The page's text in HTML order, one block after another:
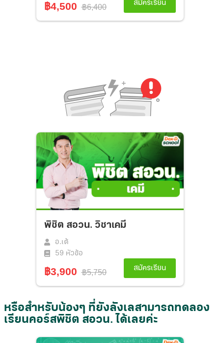
หรือสำหรับน้องๆ ที่ยังลังเลสามารถทดลอง
เรียนคอร์สพิชิต สอวน. ได้เลยค่ะ